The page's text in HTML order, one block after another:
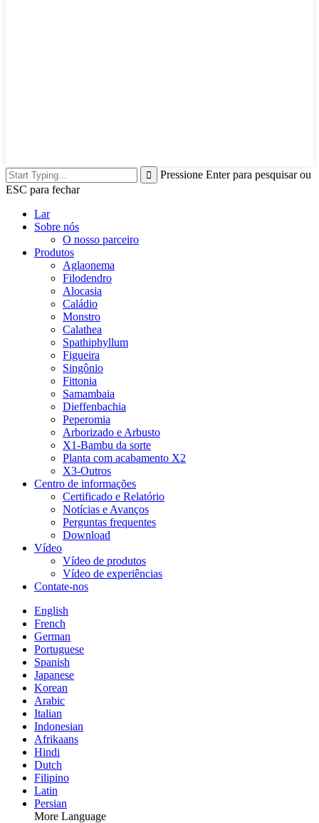
Pressione Enter para pesquisar ou
ESC para fechar
Lar
Sobre nós
O nosso parceiro
Produtos
Aglaonema
Filodendro
Alocasia
Caládio
Monstro
Calathea
Spathiphyllum
Figueira
Singônio
Fittonia
Samambaia
Dieffenbachia
Peperomia
Arborizado e Arbusto
X1-Bambu da sorte
Planta com acabamento X2
X3-Outros
Centro de informações
Certificado e Relatório
Notícias e Avanços
Perguntas frequentes
Download
Vídeo
Vídeo de produtos
Vídeo de experiências
Contate-nos
English
French
German
Portuguese
Spanish
Japanese
Korean
Arabic
Italian
Indonesian
Afrikaans
Hindi
Dutch
Filipino
Latin
Persian
More Language